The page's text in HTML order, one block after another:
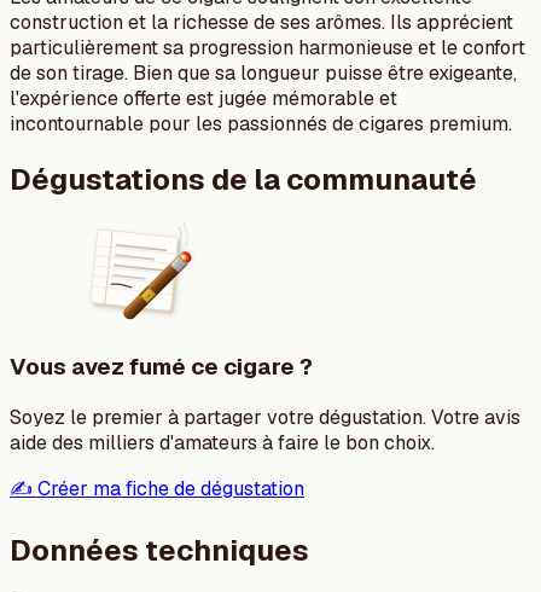
construction et la richesse de ses arômes. Ils apprécient
particulièrement sa progression harmonieuse et le confort
de son tirage. Bien que sa longueur puisse être exigeante,
l'expérience offerte est jugée mémorable et
incontournable pour les passionnés de cigares premium.
Dégustations de la communauté
Vous avez fumé ce cigare ?
Soyez le premier à partager votre dégustation. Votre avis
aide des milliers d'amateurs à faire le bon choix.
✍️ Créer ma fiche de dégustation
Données techniques